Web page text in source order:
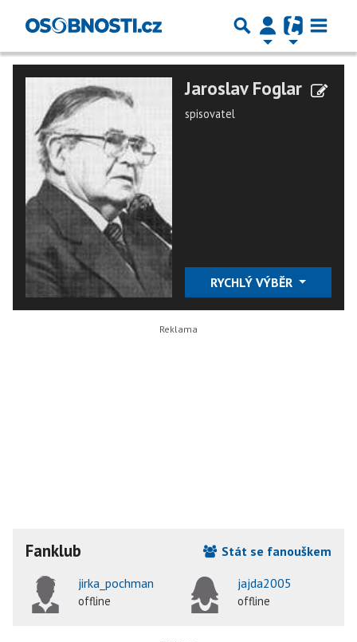
Jaroslav Foglar
spisovatel
RYCHLÝ VÝBĚR
Fanklub
Stát se fanouškem
jirka_pochman
offline
jajda2005
offline